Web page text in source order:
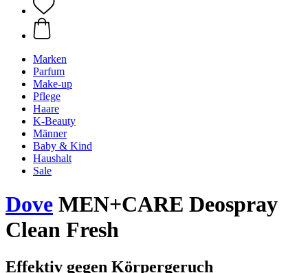
Marken
Parfum
Make-up
Pflege
Haare
K-Beauty
Männer
Baby & Kind
Haushalt
Sale
Dove MEN+CARE Deospray
Clean Fresh
Effektiv gegen Körpergeruch